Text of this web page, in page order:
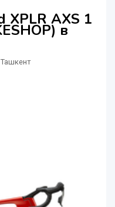
XPLR AXS 1
в
Ташкент